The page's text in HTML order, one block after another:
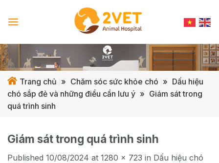
Trang chủ » Chăm sóc sức khỏe chó » Dấu hiệu
chó sắp đẻ và những điều cần lưu ý » Giám sát trong
quá trình sinh
Giám sát trong quá trình sinh
Published 10/08/2024 at 1280 × 723 in Dấu hiệu chó